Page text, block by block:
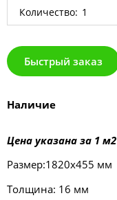
Количество:
Быстрый заказ
Наличие
Цена указана за 1 м2
Размер:1820х455 мм
Толщина: 16 мм